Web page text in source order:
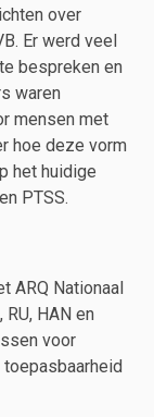
over
Er werd veel
bespreken en
waren
mensen met
hoe deze vorm
het huidige
PTSS.
ARQ Nationaal
HAN en
voor